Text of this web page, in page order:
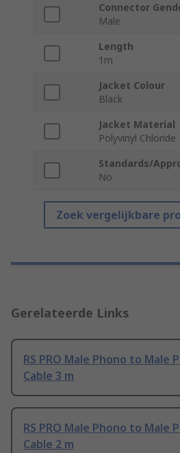
Connector
Male
Length
1m
Jacket Colour
Black
Jacket Material
Polyvinyl Chloride
Standards/
No
Zoek vergelijkbare
Gerelateerde Links
RS PRO Male Phono to Male
Cable 3 m
RS PRO Male Phono to Male
Cable 2 m